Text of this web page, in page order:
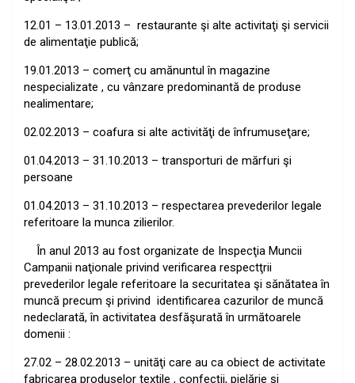
12.01 – 13.01.2013 – restaurante şi alte activitaţi şi servicii
de alimentaţie publică;
19.01.2013 – comerţ cu amănuntul în magazine
nespecializate , cu vânzare predominantă de produse
nealimentare;
02.02.2013 – coafura si alte activităţi de înfrumuseţare;
01.04.2013 – 31.10.2013 – transporturi de mărfuri şi
persoane
01.04.2013 – 31.10.2013 – respectarea prevederilor legale
referitoare la munca zilierilor.
În anul 2013 au fost organizate de Inspecţia Muncii
Campanii naţionale privind verificarea respectţrii
prevederilor legale referitoare la securitatea şi sănătatea în
muncă precum şi privind identificarea cazurilor de muncă
nedeclarată, în activitatea desfăşurată în următoarele
domenii :
27.02 – 28.02.2013 – unităţi care au ca obiect de activitate
fabricarea produselor textile , confecţii, pielărie şi